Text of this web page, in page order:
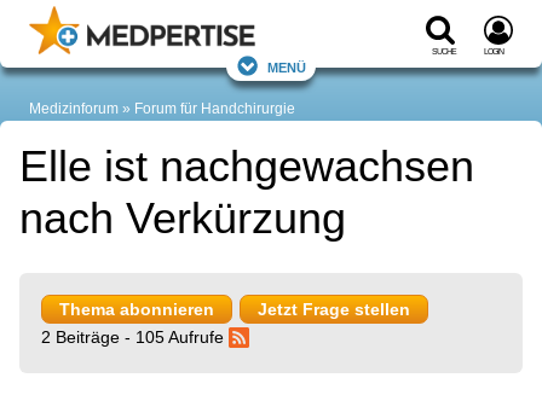
Suche Login
Menü
Medizinforum Forum für Handchirurgie
Elle ist nachgewachsen
nach Verkürzung
Thema abonnieren
Jetzt Frage stellen
2 Beiträge - 105 Aufrufe